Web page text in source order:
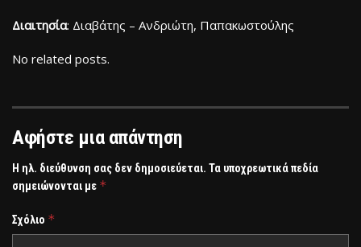
Διαιτησία: Διαβάτης – Ανδριώτη, Παπακωστούλης
No related posts.
Αφήστε μια απάντηση
Η ηλ. διεύθυνση σας δεν δημοσιεύεται. Τα υποχρεωτικά πεδία
σημειώνονται με *
Σχόλιο *